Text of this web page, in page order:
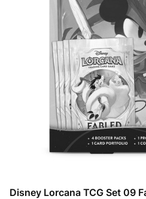
Disney Lorcana TCG Set 09 Fabled - Collector Starter